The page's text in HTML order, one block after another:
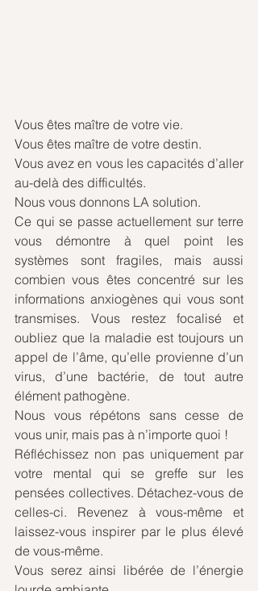
Vous êtes maître de votre vie.
Vous êtes maître de votre destin.
Vous avez en vous les capacités d’aller
au-delà des difficultés.
Nous vous donnons LA solution.
Ce qui se passe actuellement sur terre
vous démontre à quel point les
systèmes sont fragiles, mais aussi
combien vous êtes concentré sur les
informations anxiogènes qui vous sont
transmises. Vous restez focalisé et
oubliez que la maladie est toujours un
appel de l’âme, qu’elle provienne d’un
virus, d’une bactérie, de tout autre
élément pathogène.
Nous vous répétons sans cesse de
vous unir, mais pas à n’importe quoi !
Réfléchissez non pas uniquement par
votre mental qui se greffe sur les
pensées collectives. Détachez-vous de
celles-ci. Revenez à vous-même et
laissez-vous inspirer par le plus élevé
de vous-même.
Vous serez ainsi libérée de l’énergie